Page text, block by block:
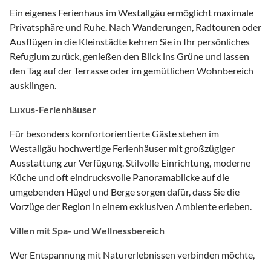
Ein eigenes Ferienhaus im Westallgäu ermöglicht maximale
Privatsphäre und Ruhe. Nach Wanderungen, Radtouren oder
Ausflügen in die Kleinstädte kehren Sie in Ihr persönliches
Refugium zurück, genießen den Blick ins Grüne und lassen
den Tag auf der Terrasse oder im gemütlichen Wohnbereich
ausklingen.
Luxus-Ferienhäuser
Für besonders komfortorientierte Gäste stehen im
Westallgäu hochwertige Ferienhäuser mit großzügiger
Ausstattung zur Verfügung. Stilvolle Einrichtung, moderne
Küche und oft eindrucksvolle Panoramablicke auf die
umgebenden Hügel und Berge sorgen dafür, dass Sie die
Vorzüge der Region in einem exklusiven Ambiente erleben.
Villen mit Spa- und Wellnessbereich
Wer Entspannung mit Naturerlebnissen verbinden möchte,